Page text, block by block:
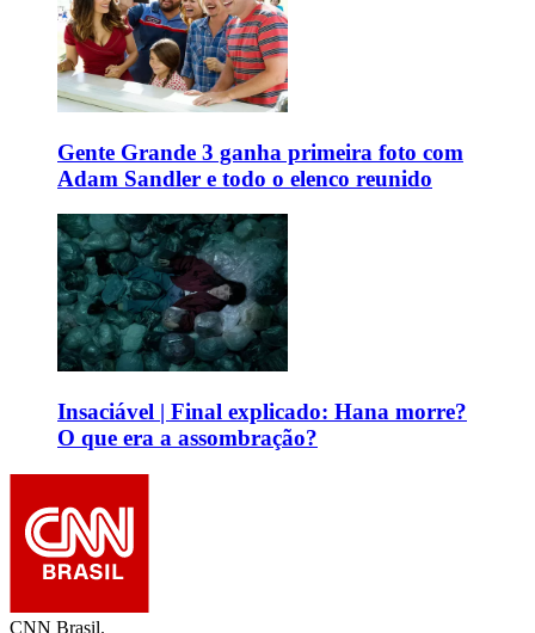
Gente Grande 3 ganha primeira foto com
Adam Sandler e todo o elenco reunido
Insaciável | Final explicado: Hana morre?
O que era a assombração?
CNN Brasil.